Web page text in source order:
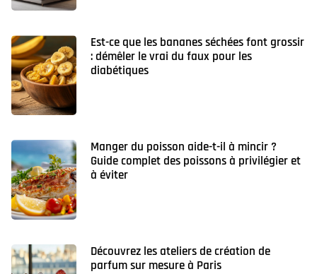
Est-ce que les bananes séchées font grossir
: démêler le vrai du faux pour les
diabétiques
Manger du poisson aide-t-il à mincir ?
Guide complet des poissons à privilégier et
à éviter
Découvrez les ateliers de création de
parfum sur mesure à Paris